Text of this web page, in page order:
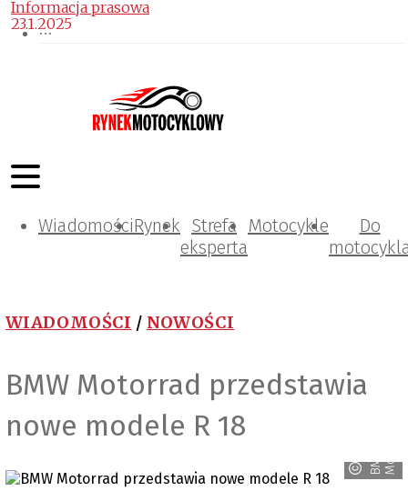
WiadomościRynek Strefa
eksperta
Motocykle
Do
WIADOMOŚCI / NOWOŚCI
BMW Motorrad przedstawia
nowe modele R 18
B
M
W
M
o
t
o
r
r
ad
Informacja prasowa
23.1.2025